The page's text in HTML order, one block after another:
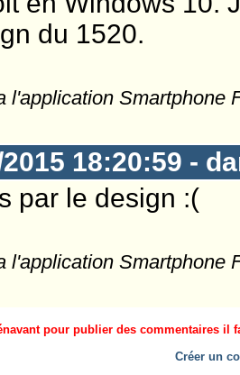
du 1520.
l'application Smartphone
18:20:59 -
par le design :(
l'application Smartphone
pour publier des commentaires il
Créer un